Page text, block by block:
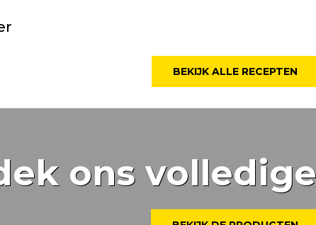
BEKIJK ALLE RECEPTEN
ons